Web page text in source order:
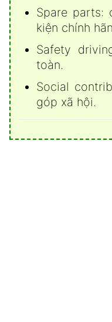
Spare parts:
kiện chính
Safety
toàn.
Social
góp xã hội.